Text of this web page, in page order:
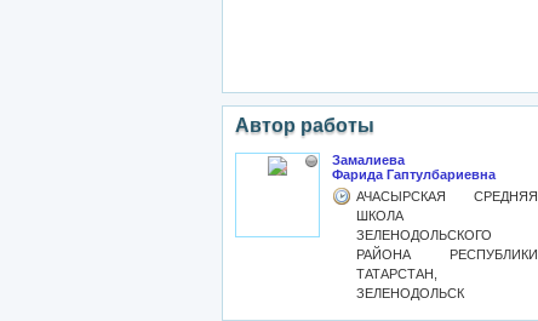
Автор работы
Замалиева
Фарида Гаптулбариевна
АЧАСЫРСКАЯ СРЕДНЯЯ
ШКОЛА
ЗЕЛЕНОДОЛЬСКОГО
РАЙОНА РЕСПУБЛИКИ
ТАТАРСТАН,
ЗЕЛЕНОДОЛЬСК